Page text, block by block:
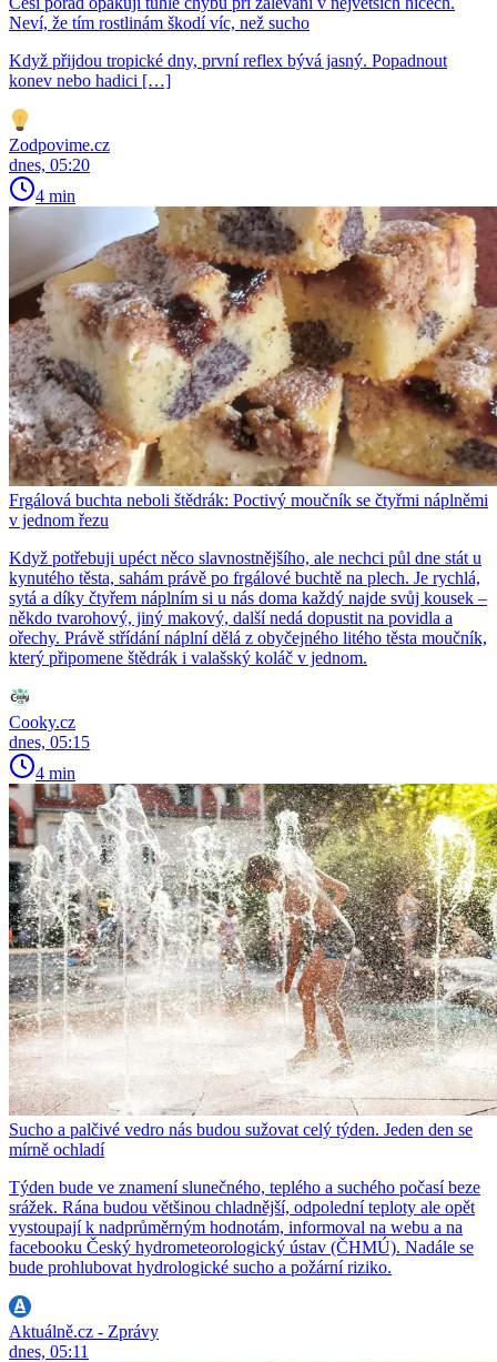
Neví, že tím rostlinám škodí víc, než sucho
Když přijdou tropické dny, první reflex bývá jasný. Popadnout
konev nebo hadici […]
Zodpovime.cz
dnes, 05:20
4 min
Frgálová buchta neboli štědrák: Poctivý moučník se čtyřmi náplněmi
v jednom řezu
Když potřebuji upéct něco slavnostnějšího, ale nechci půl dne stát u
kynutého těsta, sahám právě po frgálové buchtě na plech. Je rychlá,
sytá a díky čtyřem náplním si u nás doma každý najde svůj kousek –
někdo tvarohový, jiný makový, další nedá dopustit na povidla a
ořechy. Právě střídání náplní dělá z obyčejného litého těsta moučník,
který připomene štědrák i valašský koláč v jednom.
Cooky.cz
dnes, 05:15
4 min
Sucho a palčivé vedro nás budou sužovat celý týden. Jeden den se
mírně ochladí
Týden bude ve znamení slunečného, teplého a suchého počasí beze
srážek. Rána budou většinou chladnější, odpolední teploty ale opět
vystoupají k nadprůměrným hodnotám, informoval na webu a na
facebooku Český hydrometeorologický ústav (ČHMÚ). Nadále se
bude prohlubovat hydrologické sucho a požární riziko.
Aktuálně.cz - Zprávy
dnes, 05:11